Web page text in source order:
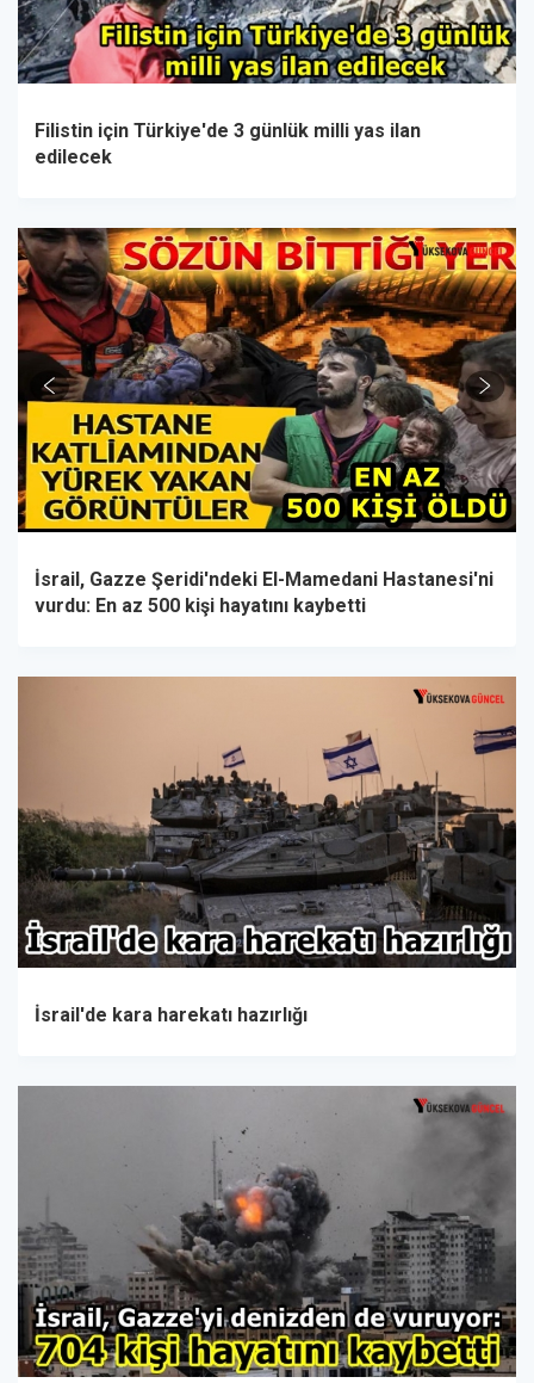
Filistin için Türkiye'de 3 günlük milli yas ilan
edilecek
İsrail, Gazze Şeridi'ndeki El-Mamedani Hastanesi'ni
vurdu: En az 500 kişi hayatını kaybetti
İsrail'de kara harekatı hazırlığı